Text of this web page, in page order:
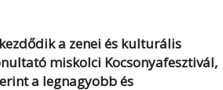
a zenei és kulturális
miskolci Kocsonyafesztivál,
a legnagyobb és